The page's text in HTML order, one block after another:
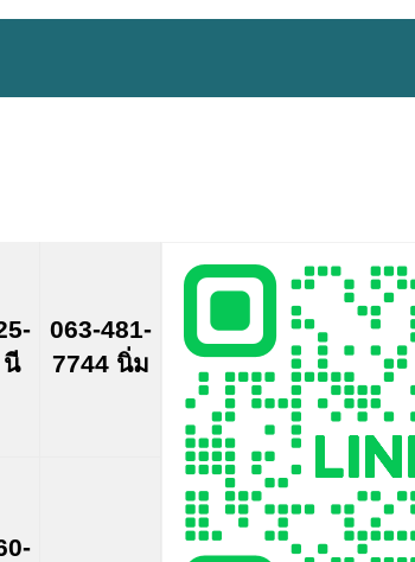
นี
063-481-
7744 นิ่ม